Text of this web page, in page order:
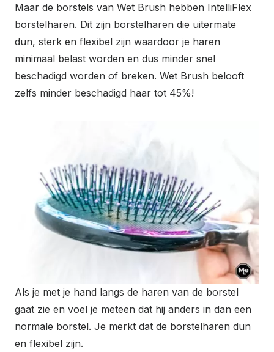
Maar de borstels van Wet Brush hebben IntelliFlex
borstelharen. Dit zijn borstelharen die uitermate
dun, sterk en flexibel zijn waardoor je haren
minimaal belast worden en dus minder snel
beschadigd worden of breken. Wet Brush belooft
zelfs minder beschadigd haar tot 45%!
Als je met je hand langs de haren van de borstel
gaat zie en voel je meteen dat hij anders in dan een
normale borstel. Je merkt dat de borstelharen dun
en flexibel zijn.